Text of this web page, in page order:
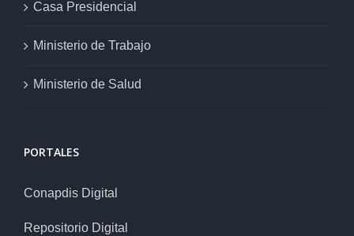
Casa Presidencial
Ministerio de Trabajo
Ministerio de Salud
PORTALES
Conapdis Digital
Repositorio Digital